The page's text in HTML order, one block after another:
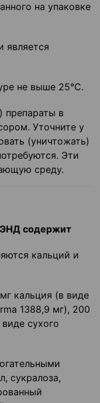
на упаковке
является
не выше 25°С.
препараты в
Уточните у
(уничтожать)
Эти
среду.
содержит
кальций и
кальция (в виде
1388,9 мг), 200
сухого
сукралоза,